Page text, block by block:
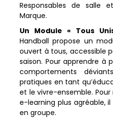
Responsables de salle
Marque.
Un Module « Tous
Handball propose un
ouvert à tous, accessible
saison. Pour apprendre à
comportements
pratiques en tant
et le vivre-ensemble.
e-learning plus agréable,
en groupe.